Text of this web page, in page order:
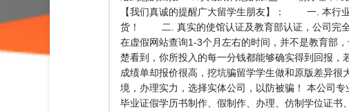
【我们真诚的提醒广大留学生朋友】： 一. 本行业
货！ 二. 真实的使馆认证及教育部认证，公司完全
在虚假网站查询1-3个月左右的时间，并不是教育部
楚看到，你所投入的每一分钱都能够确实得到回报，
成绩单却报价很高，挖坑骗留学学生做和原版差异
境，办理实力，选择实体公司，以防被骗！ 本公司
毕业证假学历书制作、假制作、办理、仿制学位证